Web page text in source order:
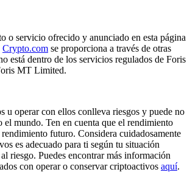
o servicio ofrecido y anunciado en esta página
Crypto.com se proporciona a través de otras
está dentro de los servicios regulados de Foris
MT Limited.
u operar con ellos conlleva riesgos y puede no
el mundo. Ten en cuenta que el rendimiento
futuro. Considera cuidadosamente
es adecuado para ti según tu situación
riesgo. Puedes encontrar más información
con operar o conservar criptoactivos aquí.